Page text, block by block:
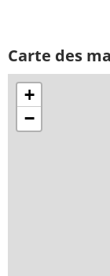
Carte des
+
−